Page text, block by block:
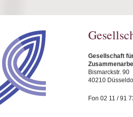
Gesellschaft
Bismarckstr. 90
40210
Fon 02 11 / 91